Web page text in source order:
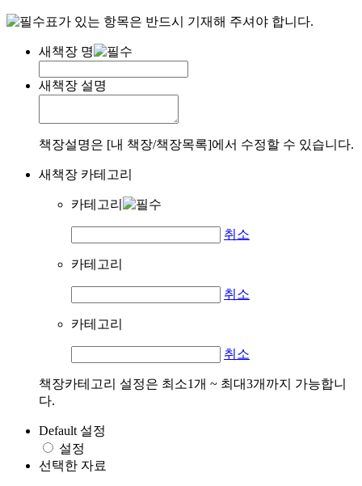
표가 있는 항목은 반드시 기재해 주셔야 합니다.
새책장 명
새책장 설명
책장설명은 [내 책장/책장목록]에서 수정할 수 있습니다.
새책장 카테고리
카테고리
취소
카테고리
취소
카테고리
취소
책장카테고리 설정은 최소1개 ~ 최대3개까지 가능합니
다.
Default 설정
설정
선택한 자료